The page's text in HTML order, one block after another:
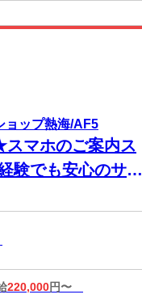
ョップ熱海/AF5
マホのご案内ス
験でも安心のサポ
220,000円〜